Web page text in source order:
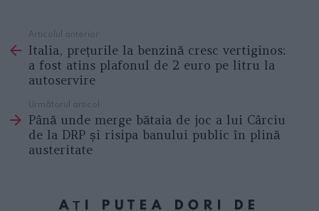
more
Articolul anterior
Italia, prețurile la benzină cresc vertiginos:
a fost atins plafonul de 2 euro pe litru la
autoservire
Următorul articol
Până unde merge bătaia de joc a lui Cârciu
de la DRP și risipa banului public în plină
austeritate
AȚI PUTEA DORI DE